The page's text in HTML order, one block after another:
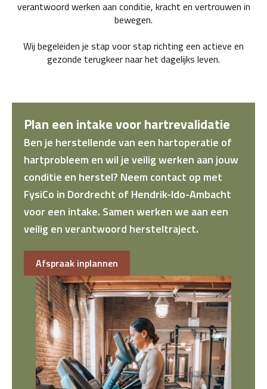
verantwoord werken aan conditie, kracht en vertrouwen in
bewegen.
Wij begeleiden je stap voor stap richting een actieve en
gezonde terugkeer naar het dagelijks leven.
Plan een intake voor hartrevalidatie
Ben je herstellende van een hartoperatie of
hartprobleem en wil je veilig werken aan jouw
conditie en herstel? Neem contact op met
FysiCo in Dordrecht of Hendrik-Ido-Ambacht
voor een intake. Samen werken we aan een
veilig en verantwoord hersteltraject.
Afspraak inplannen